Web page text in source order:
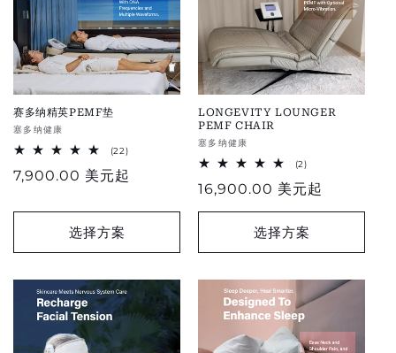
赛多纳精英PEMF垫
供
应
商：
塞多纳健康
(22)22
reviews
正
价
7,900.00 美元起
选择方案
LONGEVITY LOUNGER
PEMF CHAIR
供
应
商：
塞多纳健康
(2)2
reviews
常
规
格
16,900.00 美元起
选择方案